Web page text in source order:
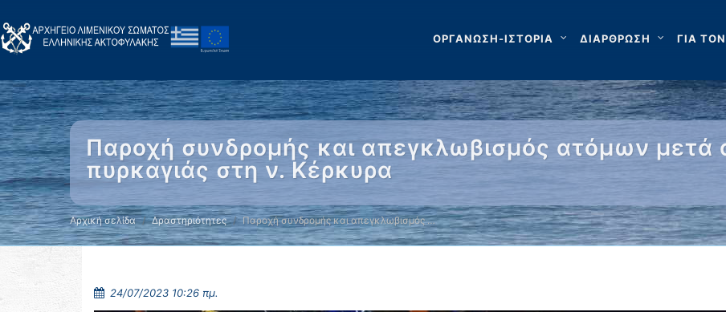
ΟΡΓΑΝΩΣΗ-ΙΣΤΟΡΙΑ ΔΙΑΡΘΡΩΣΗ ΓΙΑ
Παροχή συνδρομής και απεγκλωβισμός ατόμων
πυρκαγιάς στη ν. Κέρκυρα
Αρχική σελίδα Δραστηριότητες Παροχή συνδρομής και απεγκλωβισμός …
24/07/2023 10:26 πμ.